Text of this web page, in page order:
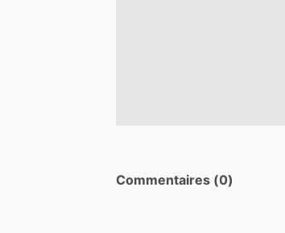
Commentaires (0)